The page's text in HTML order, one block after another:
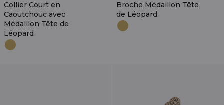
Collier Court en
Caoutchouc avec
Médaillon Tête de
Léopard
Broche Médaillon Tête
de Léopard